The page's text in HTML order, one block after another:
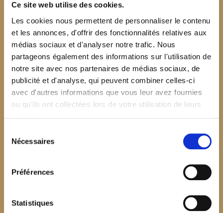
Ce site web utilise des cookies.
Les cookies nous permettent de personnaliser le contenu
et les annonces, d'offrir des fonctionnalités relatives aux
médias sociaux et d'analyser notre trafic. Nous
partageons également des informations sur l'utilisation de
notre site avec nos partenaires de médias sociaux, de
publicité et d'analyse, qui peuvent combiner celles-ci
avec d'autres informations que vous leur avez fournies
ou qu'ils ont collectées lors de votre utilisation de leurs
Nécessaires
Préférences
Statistiques